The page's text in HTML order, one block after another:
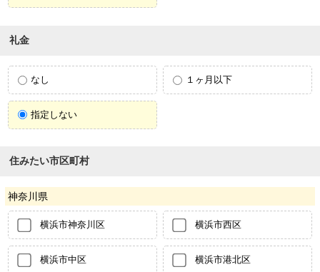
礼金
なし １ヶ月以下
指定しない
住みたい市区町村
神奈川県
横浜市神奈川区 横浜市西区
横浜市中区 横浜市港北区